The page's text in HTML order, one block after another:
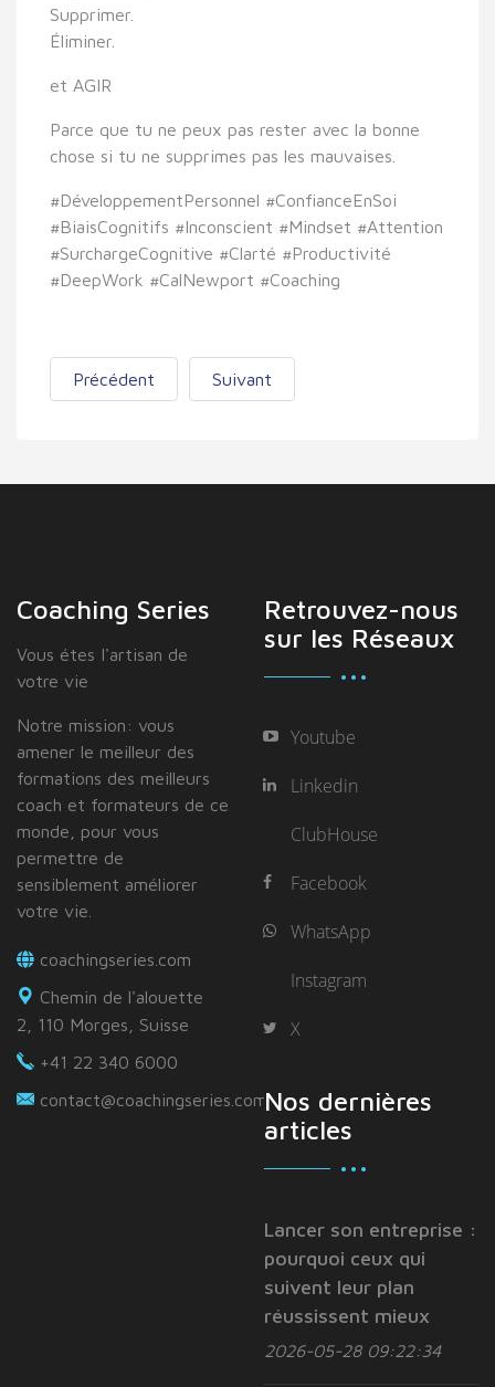
Supprimer.
Éliminer.
et AGIR
Parce que tu ne peux pas rester avec la bonne
chose si tu ne supprimes pas les mauvaises
#DéveloppementPersonnel #ConfianceEnSoi
#BiaisCognitifs #Inconscient #Mindset #Attention
#SurchargeCognitive #Clarté #Productivité
#DeepWork #CalNewport #Coaching
Précédent Suivant
Coaching Series
Vous étes I'artisan de
votre vie
Notre mission: vous
amener le meilleur des
formations des meilleurs
coach et formateurs de ce
monde, pour vous
permettre de
sensiblement améliorer
votre vie.
coachingseries.com
Chemin de l'alouette
2, 110 Morges, Suisse
+41 22 340 6000
contact@coachingseries.com
Retrouvez-nous
sur les Réseaux
Youtube
Linkedin
ClubHouse
Facebook
WhatsApp
Instagram
X
Nos dernières
articles
Lancer son entreprise :
pourquoi ceux qui
suivent leur plan
réussissent mieux
2026-05-28 09:22:34